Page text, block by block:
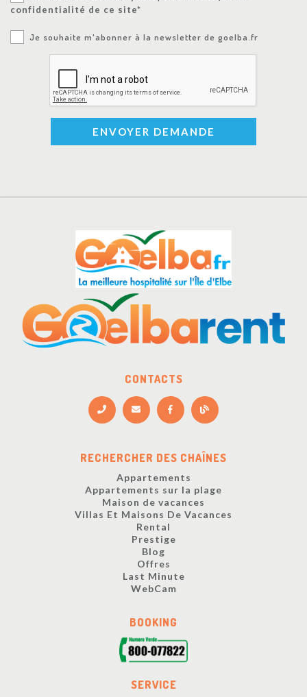
confidentialité de ce site*
Je souhaite m'abonner à la newsletter de goelba.fr
ENVOYER DEMANDE
CONTACTS
RECHERCHER DES CHAÎNES
Appartements
Appartements sur la plage
Maison de vacances
Villas Et Maisons De Vacances
Rental
Prestige
Blog
Offres
Last Minute
WebCam
BOOKING
SERVICE